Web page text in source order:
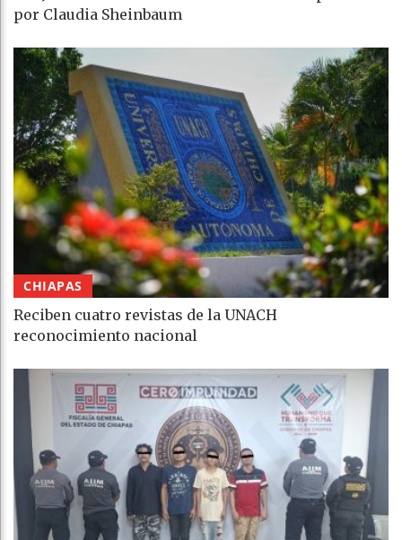
por Claudia Sheinbaum
CHIAPAS
Reciben cuatro revistas de la UNACH
reconocimiento nacional